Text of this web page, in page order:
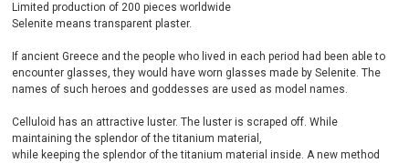
Limited production of 200 pieces worldwide
Selenite means transparent plaster.
If ancient Greece and the people who lived in each period had been able to
encounter glasses, they would have worn glasses made by Selenite. The
names of such heroes and goddesses are used as model names.
Celluloid has an attractive luster. The luster is scraped off. While
maintaining the splendor of the titanium material,
while keeping the splendor of the titanium material inside. A new method